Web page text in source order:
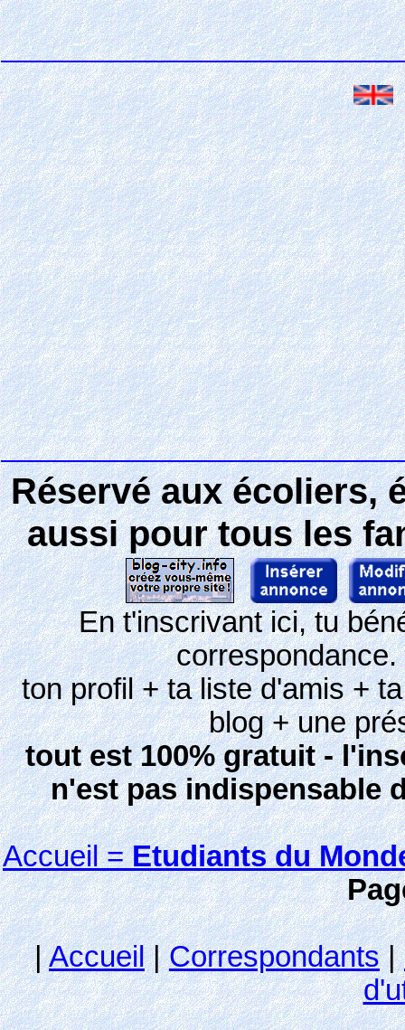
Réservé aux écoliers,
aussi pour tous les
En t'inscrivant ici, tu
ton profil + ta liste d'amis +
blog + une
tout est 100% gratuit -
n'est pas indispensable
Accueil =Etudiants du
|Accueil|Correspondants|